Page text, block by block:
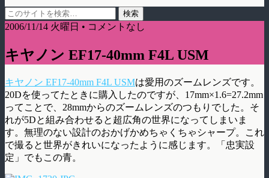
2006/11/14 火曜日 • コメントなし
キヤノン EF17-40mm F4L USM
キヤノン EF17-40mm F4L USMは愛用のズームレンズです。
20Dを使ってたときに購入したのですが、17mm×1.6=27.2mm
ってことで、28mmからのズームレンズのつもりでした。そ
れが5Dと組み合わせると超広角の世界になってしまいま
す。無理のない設計のおかげかめちゃくちゃシャープ。これ
で撮ると世界がきれいになったように感じます。「忠実設
定」でもこの青。